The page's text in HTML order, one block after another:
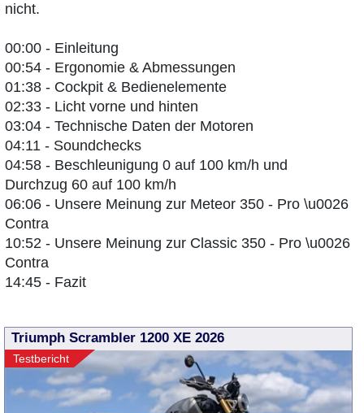
nicht.
00:00 - Einleitung
00:54 - Ergonomie & Abmessungen
01:38 - Cockpit & Bedienelemente
02:33 - Licht vorne und hinten
03:04 - Technische Daten der Motoren
04:11 - Soundchecks
04:58 - Beschleunigung 0 auf 100 km/h und
Durchzug 60 auf 100 km/h
06:06 - Unsere Meinung zur Meteor 350 - Pro \u0026
Contra
10:52 - Unsere Meinung zur Classic 350 - Pro \u0026
Contra
14:45 - Fazit
Triumph Scrambler 1200 XE 2026
Testbericht